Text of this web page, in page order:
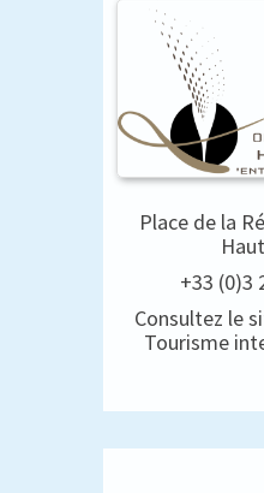
Place de la
+33 (0)3
Consultez le
Tourisme